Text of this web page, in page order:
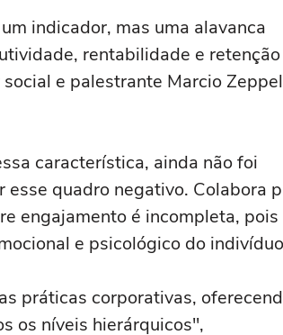
indicador, mas uma alavanca
rentabilidade e
e palestrante Marcio
característica, ainda não foi
quadro negativo. Colabora
engajamento é incompleta, pois
e psicológico do
práticas corporativas,
os níveis hierárquicos",